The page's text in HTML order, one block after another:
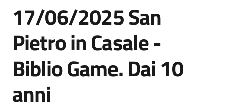
Novità
Servizi
Vivere
l'Unione
Menu selezionato
Salta al contenuto
17/06/2025 San
Pietro in Casale -
Biblio Game. Dai 10
anni